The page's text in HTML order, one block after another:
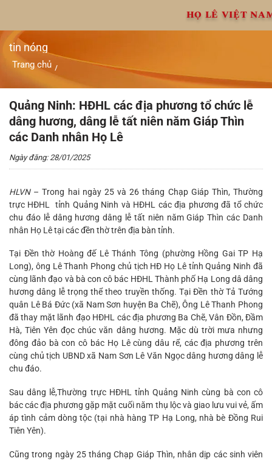
nội
dung
HỌ LÊ VIỆT
tin nóng
Trang chủ /
Quảng Ninh: HĐHL các địa phương tổ chức lễ dâng hương,
dâng lễ tất niên năm Giáp Thìn các Danh nhân Họ Lê
Quảng Ninh: HĐHL các địa phương tổ chức lễ
dâng hương, dâng lễ tất niên năm Giáp Thìn
các Danh nhân Họ Lê
Ngày đăng: 28/01/2025
HLVN– Trong hai ngày 25 và 26 tháng Chạp Giáp Thìn, Thường
trực HĐHL tỉnh Quảng Ninh và HĐHL các địa phương đã tổ chức
chu đáo lễ dâng hương dâng lễ tất niên năm Giáp Thìn các Danh
nhân Họ Lê tại các đền thờ trên địa bàn tỉnh.
Tại Đền thờ Hoàng đế Lê Thánh Tông (phường Hồng Gai TP Hạ
Long), ông Lê Thanh Phong chủ tịch HĐ Họ Lê tỉnh Quảng Ninh đã
cùng lãnh đạo và bà con cô bác HĐHL Thành phố Hạ Long dâ dâng
hương dâng lễ trọng thể theo truyền thống. Tại Đền thờ Tả Tướng
quân Lê Bá Đức (xã Nam Sơn huyện Ba Chẽ), Ông Lê Thanh Phong
đã thay mặt lãnh đạo HĐHL các địa phương Ba Chẽ, Vân Đồn, Đầm
Hà, Tiên Yên đọc chúc văn dâng hương. Mặc dù trời mưa nhưng
đông đảo bà con cô bác Họ Lê cùng dâu rể, các địa phương trên
cùng chủ tịch UBND xã Nam Sơn Lê Văn Ngọc dâng hương dâng lễ
chu đáo.
Sau dâng lễ,Thường trực HĐHL tỉnh Quảng Ninh cùng bà con cô
bác các địa phương gặp mặt cuối năm thụ lộc và giao lưu vui vẻ, ấm
áp tình cảm dòng tộc (tại nhà hàng TP Hạ Long, nhà bè Đồng Rui
Tiên Yên).
Cũng trong ngày 25 tháng Chạp Giáp Thìn, nhân dịp các sinh viên